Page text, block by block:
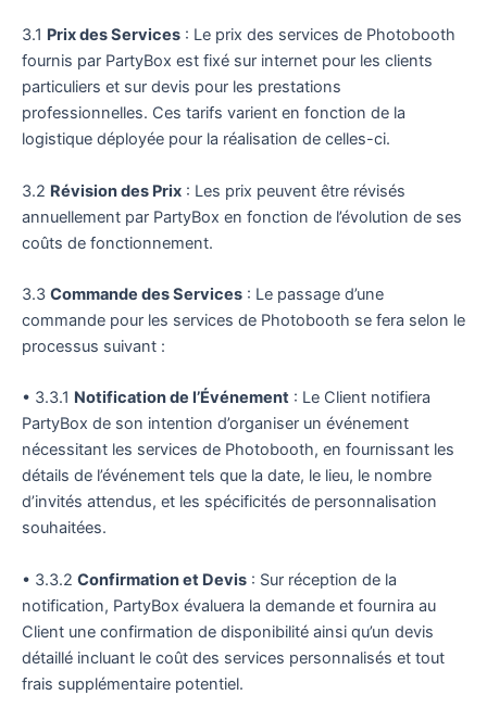
3.1 Prix des Services : Le prix des services de Photobooth
fournis par PartyBox est fixé sur internet pour les clients
particuliers et sur devis pour les prestations
professionnelles. Ces tarifs varient en fonction de la
logistique déployée pour la réalisation de celles-ci.
3.2 Révision des Prix : Les prix peuvent être révisés
annuellement par PartyBox en fonction de l’évolution de ses
coûts de fonctionnement.
3.3 Commande des Services : Le passage d’une
commande pour les services de Photobooth se fera selon le
processus suivant :
• 3.3.1 Notification de l’Événement : Le Client notifiera
PartyBox de son intention d’organiser un événement
nécessitant les services de Photobooth, en fournissant les
détails de l’événement tels que la date, le lieu, le nombre
d’invités attendus, et les spécificités de personnalisation
souhaitées.
• 3.3.2 Confirmation et Devis : Sur réception de la
notification, PartyBox évaluera la demande et fournira au
Client une confirmation de disponibilité ainsi qu’un devis
détaillé incluant le coût des services personnalisés et tout
frais supplémentaire potentiel.